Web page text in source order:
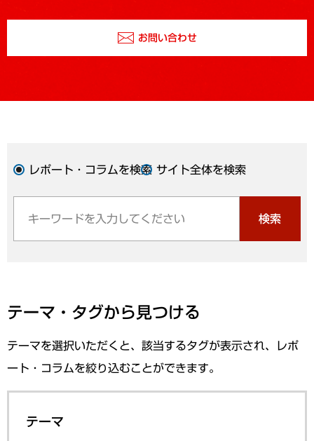
お問い合わせ
レポート・コラムを検索 サイト全体を検索
検索
テーマ・タグから見つける
テーマを選択いただくと、該当するタグが表示され、レポ
ート・コラムを絞り込むことができます。
テーマ